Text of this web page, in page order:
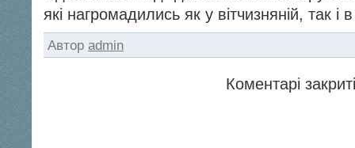
які нагромадились як у вітчизняній, так і в
Автор admin
Коментарі